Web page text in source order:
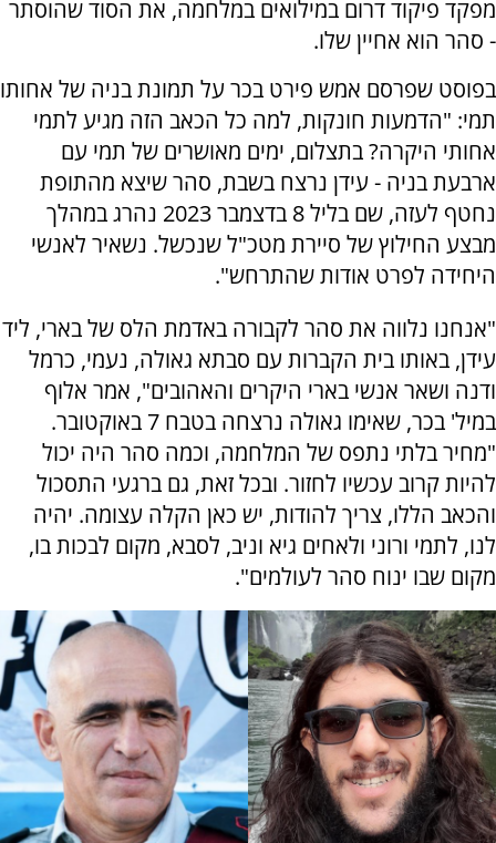
מפקד פיקוד דרום במילואים במלחמה, את הסוד שהוסתר
- סהר הוא אחיין שלו.
בפוסט שפרסם אמש פירט בכר על תמונת בניה של אחותו
תמי: "הדמעות חונקות, למה כל הכאב הזה מגיע לתמי
אחותי היקרה? בתצלום, ימים מאושרים של תמי עם
ארבעת בניה - עידן נרצח בשבת, סהר שיצא מהתופת
נחטף לעזה, שם בליל 8 בדצמבר 2023 נהרג במהלך
מבצע החילוץ של סיירת מטכ"ל שנכשל. נשאיר לאנשי
היחידה לפרט אודות שהתרחש".
"אנחנו נלווה את סהר לקבורה באדמת הלס של בארי, ליד
עידן, באותו בית הקברות עם סבתא גאולה, נעמי, כרמל
ודנה ושאר אנשי בארי היקרים והאהובים", אמר אלוף
במיל' בכר, שאימו גאולה נרצחה בטבח 7 באוקטובר.
"מחיר בלתי נתפס של המלחמה, וכמה סהר היה יכול
להיות קרוב עכשיו לחזור. ובכל זאת, גם ברגעי התסכול
והכאב הללו, צריך להודות, יש כאן הקלה עצומה. יהיה
לנו, לתמי ורוני ולאחים גיא וניב, לסבא, מקום לבכות בו,
מקום שבו ינוח סהר לעולמים".